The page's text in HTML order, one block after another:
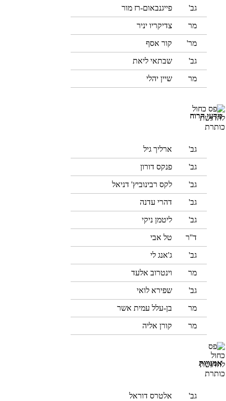
גב' פייגנבאום-רז מור
מר צדיקריו יניר
מר' קור אסף
גב' שבתאי ליאת
מר שיין יהלי
מדעי הרוח
גב' ארליך גיל
גב' פנקס דורון
גב' לקס רבינוביץ' דניאל
גב' דהרי עדנה
גב' ליטמן ניקי
ד''ר טל אבי
גב' ג'אנג לי
מר וינטרוב אלעד
גב' שפירא לואי
מר בן-עלל עמית אשר
מר קורן אליה
אמנויות
גב' אלטרס דוראל